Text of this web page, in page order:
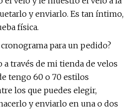
y enviarlo. Es tan íntimo,
física.
para un pedido?
a través de mi tienda de velos
tengo 60 o 70 estilos
los que puedes elegir,
y enviarlo en una o dos